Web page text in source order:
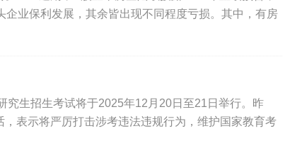
航行，距离伊朗南部海岸约500英里（约合805公
美军采取“缓和局势”措施，但伊朗无人机仍继续向航
伊朗无人机。莱维特称，美军击落伊朗无人机的行
业保利发展，其余皆出现不同程度亏损。其中，有房
生招生考试将于2025年12月20日至21日举行。昨
表示将严厉打击涉考违法违规行为，维护国家教育考